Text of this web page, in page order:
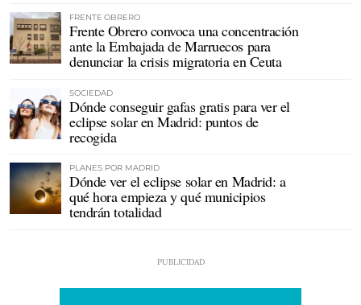
FRENTE OBRERO
Frente Obrero convoca una concentración
ante la Embajada de Marruecos para
denunciar la crisis migratoria en Ceuta
SOCIEDAD
Dónde conseguir gafas gratis para ver el
eclipse solar en Madrid: puntos de
recogida
PLANES POR MADRID
Dónde ver el eclipse solar en Madrid: a
qué hora empieza y qué municipios
tendrán totalidad